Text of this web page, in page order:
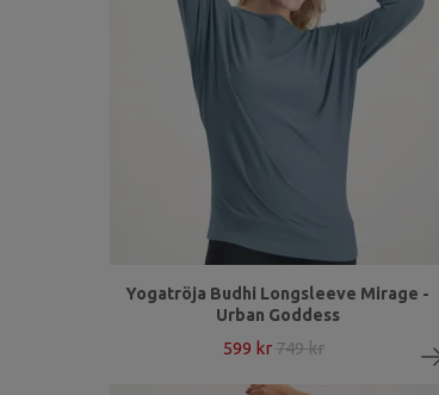
Yogatröja Budhi Longsleeve Mirage -
Urban Goddess
599 kr 749 kr